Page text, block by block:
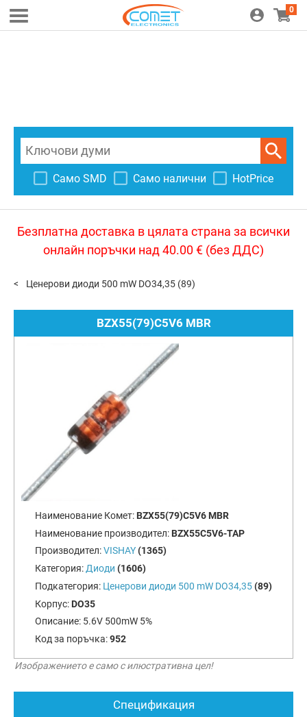
0
Само SMD Само налични HotPrice
Безплатна доставка в цялата страна за всички
онлайн поръчки над 40.00 € (без ДДС)
Ценерови диоди 500 mW DO34,35 (89)
BZX55(79)C5V6 MBR
Наименование Комет: BZX55(79)C5V6 MBR
Наименование производител: BZX55C5V6-TAP
Производител:VISHAY(1365)
Категория: Диоди (1606)
Подкатегория: Ценерови диоди 500 mW DO34,35(89)
Корпус: DO35
Описание: 5.6V 500mW 5%
Код за поръчка:952
Изображението е само с илюстративна цел!
Спецификация